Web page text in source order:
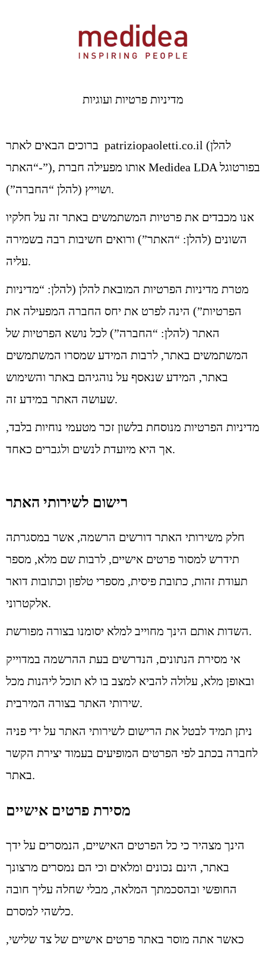
מדיניות פרטיות ועוגיות
ברוכים הבאים לאתר patriziopaoletti.co.il (להלן
-“האתר”), אותו מפעילה חברת Medidea LDA בפורטוגל
ושוייץ (להלן “החברה”).
אנו מכבדים את פרטיות המשתמשים באתר זה על חלקיו
השונים (להלן: “האתר”) ורואים חשיבות רבה בשמירה
עליה.
מטרת מדיניות הפרטיות המובאת להלן (להלן: “מדיניות
הפרטיות”) הינה לפרט את יחס החברה המפעילה את
האתר (להלן: “החברה”) לכל נושא הפרטיות של
המשתמשים באתר, לרבות המידע שמסרו המשתמשים
באתר, המידע שנאסף על נוהגיהם באתר והשימוש
שעושה האתר במידע זה.
מדיניות הפרטיות מנוסחת בלשון זכר מטעמי נוחיות בלבד,
אך היא מיועדת לנשים ולגברים כאחד.
רישום לשירותי האתר
חלק משירותי האתר דורשים הרשמה, אשר במסגרתה
תידרש למסור פרטים אישיים, לרבות שם מלא, מספר
תעודת זהות, כתובת פיסית, מספרי טלפון וכתובות דואר
אלקטרוני.
השדות אותם הינך מחוייב למלא יסומנו בצורה מפורשת.
אי מסירת הנתונים, הנדרשים בעת ההרשמה במדוייק
ובאופן מלא, עלולה להביא למצב בו לא תוכל ליהנות מכל
שירותי האתר בצורה המירבית.
ניתן תמיד לבטל את הרישום לשירותי האתר על ידי פניה
לחברה בכתב לפי הפרטים המופיעים בעמוד יצירת הקשר
באתר.
מסירת פרטים אישיים
הינך מצהיר כי כל הפרטים האישיים, הנמסרים על ידך
באתר, הינם נכונים ומלאים וכי הם נמסרים מרצונך
החופשי ובהסכמתך המלאה, מבלי שחלה עליך חובה
כלשהי למסרם.
כאשר אתה מוסר באתר פרטים אישיים של צד שלישי,